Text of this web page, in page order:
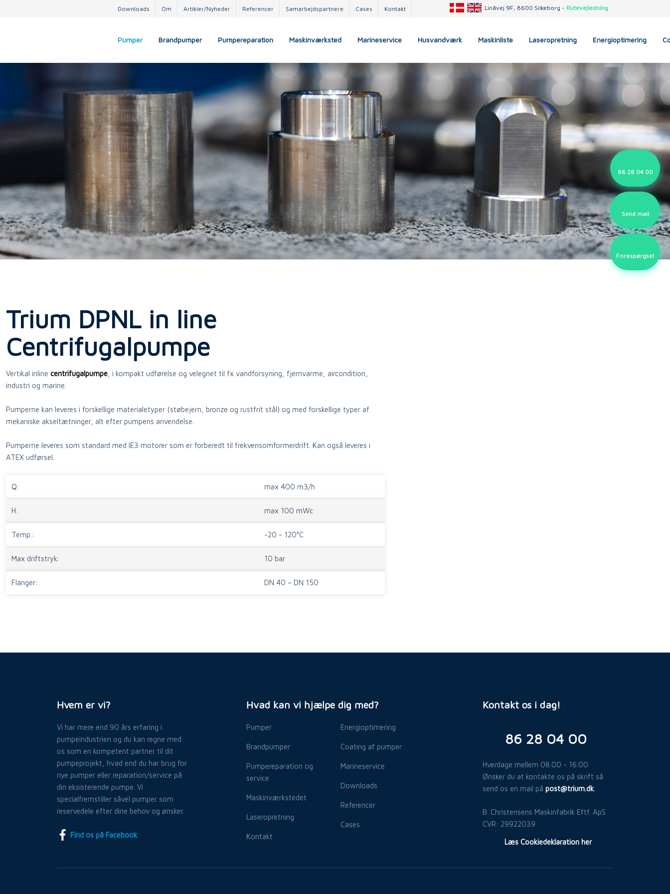
86 28 04 00
Send mail​
Forespørgsel
Downloads Om Artikler/Nyheder Referencer Samarbejdspartnere Cases Kontakt Linåvej 9F, 8600 Silkeborg - Rutevejledning​
Pumper Brandpumper Pumpereparation Maskinværksted Marineservice Husvandværk Maskinliste Laseropretning Energioptimering
Trium DPNL in line
Centrifugalpumpe​
Vertikal inline centrifugalpumpe, i kompakt udførelse og velegnet til fx vandforsyning, fjernvarme, aircondition,
industri og marine.​
Pumperne kan leveres i forskellige materialetyper (støbejern, bronze og rustfrit stål) og med forskellige typer af
mekaniske akseltætninger, alt efter pumpens anvendelse.
Pumperne leveres som standard med IE3 motorer som er forberedt til frekvensomformerdrift. Kan også leveres i
ATEX udførsel.
Q:​ max 400 m3/h
H: max 100 mWc
Temp.: -20 - 120°C
Max driftstryk: ​10 bar
Flanger: DN 40 – DN 150
Hvem er vi?
Vi har mere end 90 års erfaring i
pumpeindustrien og du kan regne med
os som en kompetent partner til dit
pumpeprojekt, hvad end du har brug for
nye pumper eller reparation/service på
din eksisterende pumpe. Vi
specialfremstiller såvel pumper som
reservedele efter dine behov og ønsker.
Find os på Facebook
Hvad kan vi hjælpe dig med?
Pumper​
Brandpumper​
Pumpereparation og
service
Maskinværkstedet
Laseropretning
Kontakt
Energioptimering
Coating af pumper
Marineservice​
Downloads
Referencer
Cases
Kontakt os i dag!
​86 28 04 00
Hverdage mellem 08.00 - 16.00
Ønsker du at kontakte os på skrift så
send os en mail påpost@trium.dk
B. Christensens Maskinfabrik Eftf. ApS
​CVR: 29922039
​Læs Cookiedeklaration her